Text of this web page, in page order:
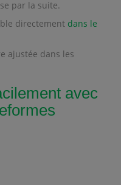
par la suite.
directement dans le
ajustée dans les
avec